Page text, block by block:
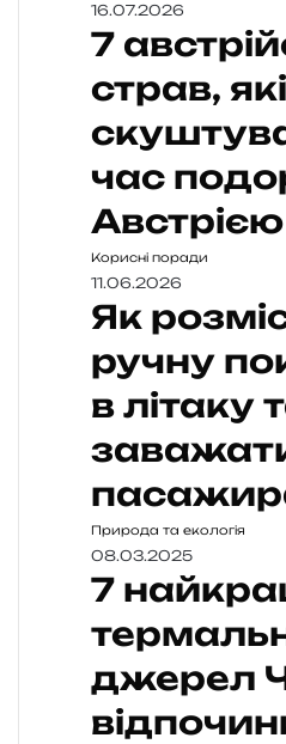
16.07.2026
7
страв,
час
Австрією
Корисні поради
11.06.2026
Як
ручну
в літаку
Природа та екологія
08.03.2025
7
джерел